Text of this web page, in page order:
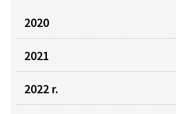
2020
2021
2022 r.